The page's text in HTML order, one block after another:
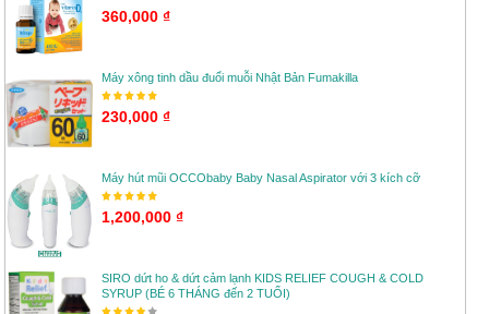
360,000 ₫
Máy xông tinh dầu đuổi muỗi Nhật Bản Fumakilla
230,000 ₫
Máy hút mũi OCCObaby Baby Nasal Aspirator với 3 kích cỡ
1,200,000 ₫
SIRO dứt ho & dứt cảm lạnh KIDS RELIEF COUGH & COLD
SYRUP (BÉ 6 THÁNG đến 2 TUỔI)